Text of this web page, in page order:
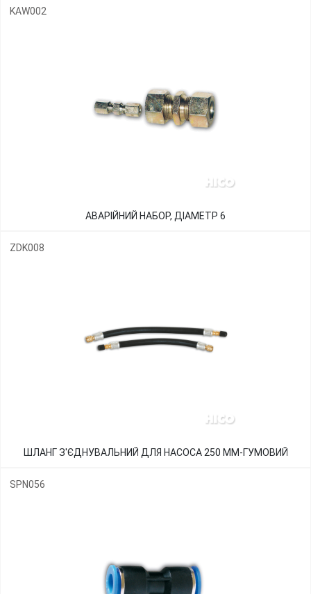
KAW002
АВАРІЙНИЙ НАБОР, ДІАМЕТР 6
ZDK008
ШЛАНГ З'ЄДНУВАЛЬНИЙ ДЛЯ НАСОСА 250 ММ-ГУМОВИЙ
SPN056